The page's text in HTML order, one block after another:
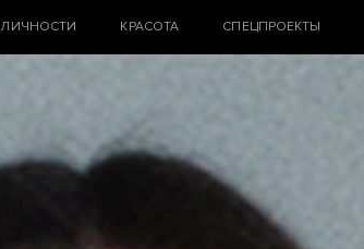
ЛИЧНОСТИ КРАСОТА СПЕЦПРОЕКТЫ